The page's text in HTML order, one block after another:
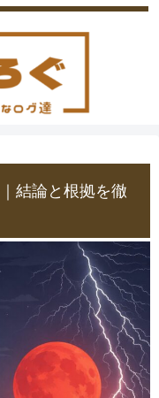
結論と根拠を徹